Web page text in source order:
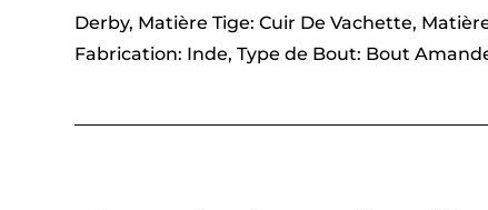
Derby, Matière Tige: Cuir De Vachette,
Fabrication: Inde, Type de Bout: Bout